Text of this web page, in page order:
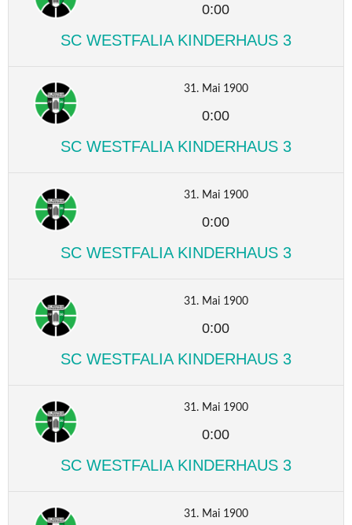
0:00
SC WESTFALIA KINDERHAUS 3
31. Mai 1900
0:00
SC WESTFALIA KINDERHAUS 3
31. Mai 1900
0:00
SC WESTFALIA KINDERHAUS 3
31. Mai 1900
0:00
SC WESTFALIA KINDERHAUS 3
31. Mai 1900
0:00
SC WESTFALIA KINDERHAUS 3
31. Mai 1900